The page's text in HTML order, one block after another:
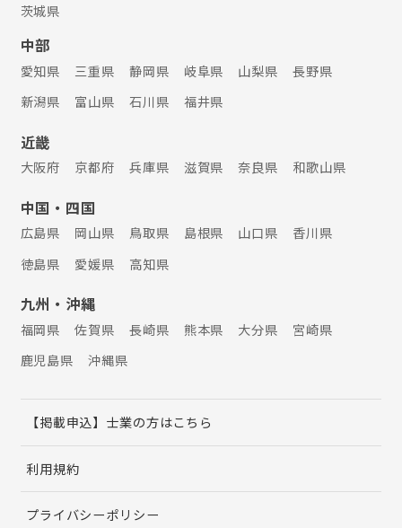
茨城県
中部
愛知県 三重県 静岡県 岐阜県 山梨県
長野県
新潟県
富山県 石川県 福井県
近畿
大阪府 京都府 兵庫県 滋賀県 奈良県 和歌山県
中国・四国
広島県 岡山県 鳥取県 島根県 山口県
香川県
徳島県
愛媛県 高知県
九州・沖縄
福岡県 佐賀県 長崎県 熊本県 大分県
宮崎県
鹿児島県
沖縄県
【掲載申込】士業の方はこちら
利用規約
プライバシーポリシー